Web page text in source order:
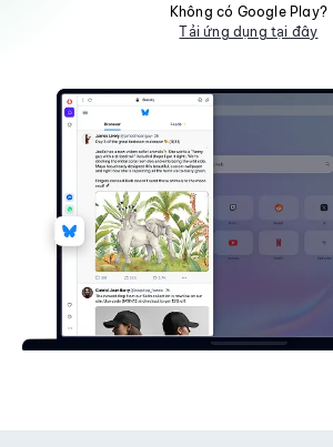
Không có Google Play?
Tải ứng dụng tại đây